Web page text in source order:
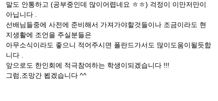
말도 안통하고 (공부중인데 많이어렵네요 ㅎㅎ) 걱정이 이만저만이
아닙니다 .
선배님들중에 사전에 준비해서 가져가야할것들이나 조금이라도 현
지생활에 조언을 주실분들은
아무소식이라도 좋으니 적어주시면 폴란드가서도 많이도움이될듯합
니다 .
앞으로도 한인회에 적극참여하는 학생이되겠습니다 !!!
그럼,조망간 뵙겠습니다 ^^